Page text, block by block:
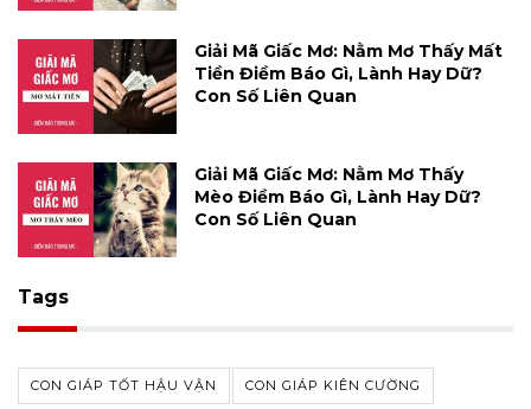
Giải Mã Giấc Mơ: Nằm Mơ Thấy Mất
Tiền Điềm Báo Gì, Lành Hay Dữ?
Con Số Liên Quan
Giải Mã Giấc Mơ: Nằm Mơ Thấy
Mèo Điềm Báo Gì, Lành Hay Dữ?
Con Số Liên Quan
Tags
CON GIÁP TỐT HẬU VẬN CON GIÁP KIÊN CƯỜNG